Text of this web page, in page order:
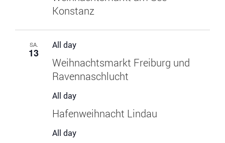
Konstanz
SA.
13
All day
Weihnachtsmarkt Freiburg und
Ravennaschlucht
All day
Hafenweihnacht Lindau
All day